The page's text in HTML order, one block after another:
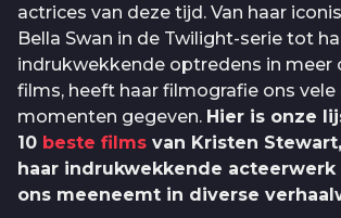
actrices van deze tijd. Van haar
Bella Swan in de Twilight-serie tot
indrukwekkende optredens in meer
films, heeft haar filmografie ons
momenten gegeven. Hier is onze
10 beste films van Kristen
haar indrukwekkende acteerwerk
ons meeneemt in diverse